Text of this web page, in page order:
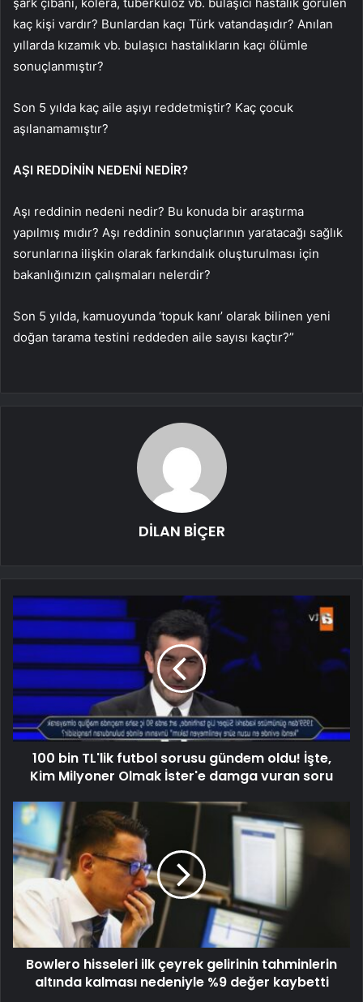
kaç kişi vardır? Bunlardan kaçı Türk vatandaşıdır? Anılan
yıllarda kızamık vb. bulaşıcı hastalıkların kaçı ölümle
sonuçlanmıştır?
Son 5 yılda kaç aile aşıyı reddetmiştir? Kaç çocuk
aşılanamamıştır?
AŞI REDDİNİN NEDENİ NEDİR?
Aşı reddinin nedeni nedir? Bu konuda bir araştırma
yapılmış mıdır? Aşı reddinin sonuçlarının yaratacağı sağlık
sorunlarına ilişkin olarak farkındalık oluşturulması için
bakanlığınızın çalışmaları nelerdir?
Son 5 yılda, kamuoyunda ‘topuk kanı’ olarak bilinen yeni
doğan tarama testini reddeden aile sayısı kaçtır?”
DİLAN BİÇER
100 bin TL'lik futbol sorusu gündem oldu! İşte,
Kim Milyoner Olmak İster'e damga vuran soru
Bowlero hisseleri ilk çeyrek gelirinin tahminlerin
altında kalması nedeniyle %9 değer kaybetti